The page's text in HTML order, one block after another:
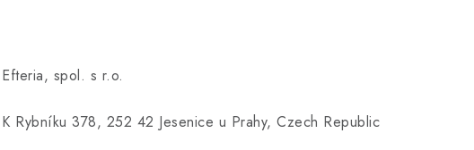
Efteria, spol. s r.o.
K Rybníku 378, 252 42 Jesenice u Prahy, Czech Republic